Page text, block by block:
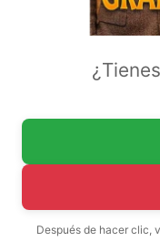
Después de hacer clic,